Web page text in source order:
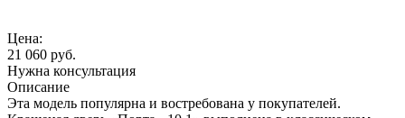
Цена:
21 060 руб.
Нужна консультация
Описание
Эта модель популярна и востребована у покупателей.